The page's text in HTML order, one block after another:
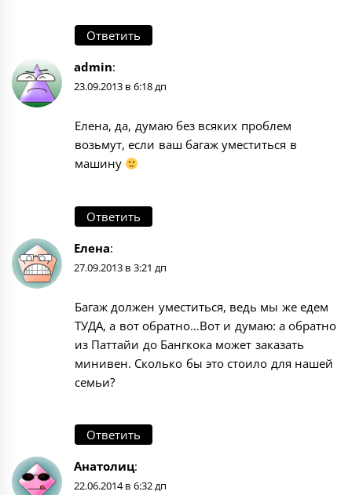
Ответить
admin:
23.09.2013 в 6:18 дп
Елена, да, думаю без всяких проблем
возьмут, если ваш багаж уместиться в
машину
Ответить
Елена:
27.09.2013 в 3:21 дп
Багаж должен уместиться, ведь мы же едем
ТУДА, а вот обратно…Вот и думаю: а обратно
из Паттайи до Бангкока может заказать
минивен. Сколько бы это стоило для нашей
семьи?
Ответить
Анатолиц:
22.06.2014 в 6:32 дп